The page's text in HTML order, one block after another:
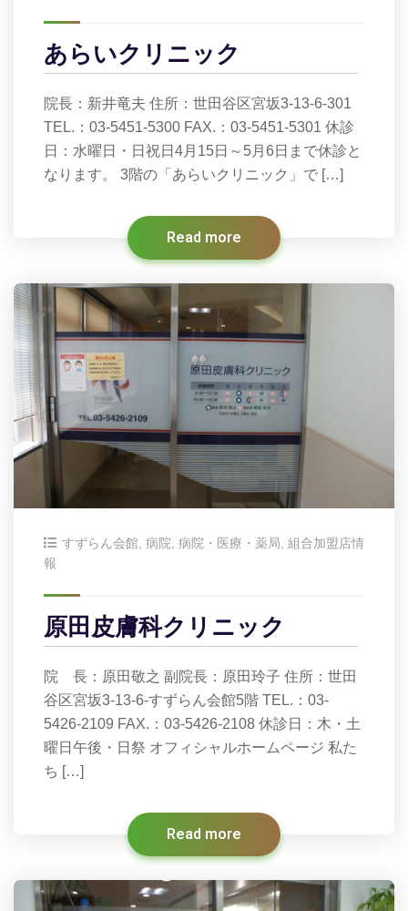
あらいクリニック
院長：新井竜夫 住所：世田谷区宮坂3-13-6-301
TEL.：03-5451-5300 FAX.：03-5451-5301 休診
日：水曜日・日祝日4月15日～5月6日まで休診と
なります。 3階の「あらいクリニック」で […]
Read more
すずらん会館, 病院, 病院・医療・薬局, 組合加盟店情
報
原田皮膚科クリニック
院 長：原田敬之 副院長：原田玲子 住所：世田
谷区宮坂3-13-6-すずらん会館5階 TEL.：03-
5426-2109 FAX.：03-5426-2108 休診日：木・土
曜日午後・日祭 オフィシャルホームページ 私た
ち […]
Read more